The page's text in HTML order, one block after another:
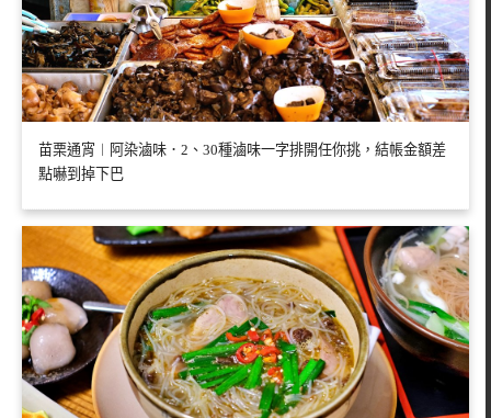
苗栗通宵︱阿染滷味．2、30種滷味一字排開任你挑，結帳金額差
點嚇到掉下巴